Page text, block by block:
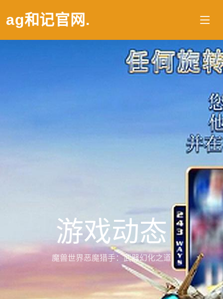
ag和记官网 .
游戏动态
魔兽世界恶魔猎手：武器幻化之道